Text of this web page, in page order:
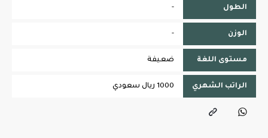
الطول -
الوزن -
مستوى اللغة ضعيفة
الراتب الشهري 1000 ريال سعودي